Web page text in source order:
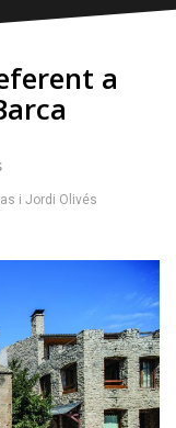
a
i Jordi Olivés